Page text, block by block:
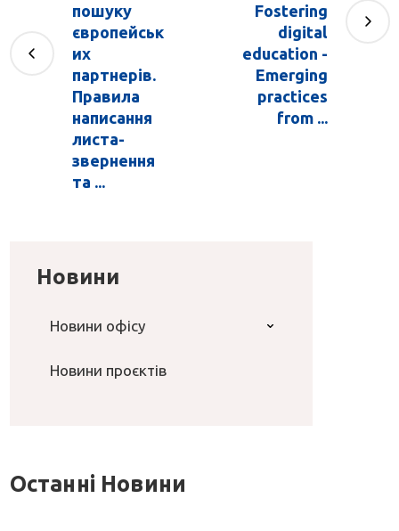
пошуку
європейськ
их
партнерів.
Правила
написання
листа-
звернення
та ...
Fostering
digital
education -
Emerging
practices
from ...
Новини
Новини офісу
Новини проєктів
Останні Новини